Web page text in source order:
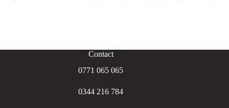
Contact
0771 065 065
0344 216 784